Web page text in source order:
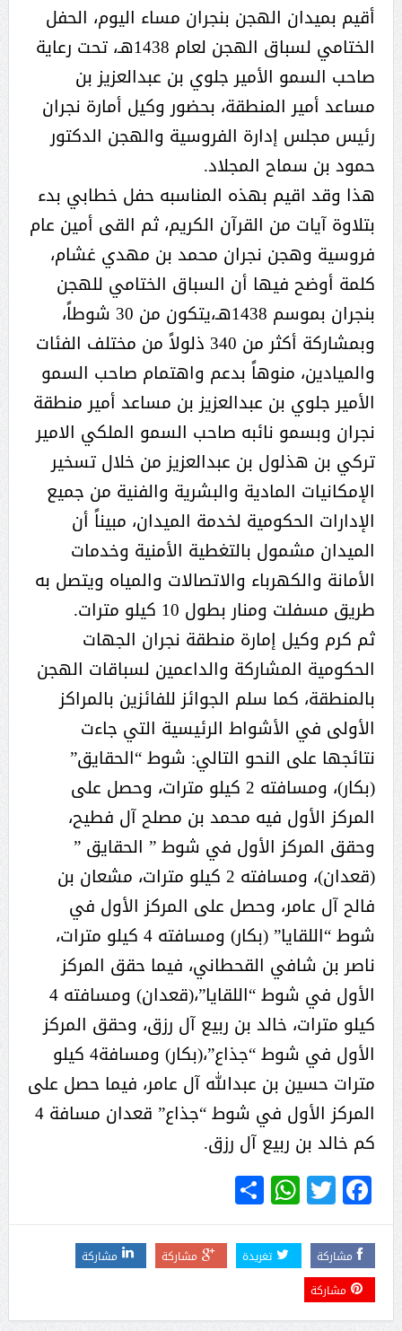
أقيم بميدان الهجن بنجران مساء اليوم، الحفل
الختامي لسباق الهجن لعام 1438هـ، تحت رعاية
صاحب السمو الأمير جلوي بن عبدالعزيز بن
مساعد أمير المنطقة، بحضور وكيل أمارة نجران
رئيس مجلس إدارة الفروسية والهجن الدكتور
حمود بن سماح المجلاد.
هذا وقد اقيم بهذه المناسبه حفل خطابي بدء
بتلاوة آيات من القرآن الكريم، ثم القى أمين عام
فروسية وهجن نجران محمد بن مهدي غشام،
كلمة أوضح فيها أن السباق الختامي للهجن
بنجران بموسم 1438هـ،يتكون من 30 شوطاً،
وبمشاركة أكثر من 340 ذلولاً من مختلف الفئات
والميادين، منوهاً بدعم واهتمام صاحب السمو
الأمير جلوي بن عبدالعزيز بن مساعد أمير منطقة
نجران وبسمو نائبه صاحب السمو الملكي الامير
تركي بن هذلول بن عبدالعزيز من خلال تسخير
الإمكانيات المادية والبشرية والفنية من جميع
الإدارات الحكومية لخدمة الميدان، مبيناً أن
الميدان مشمول بالتغطية الأمنية وخدمات
الأمانة والكهرباء والاتصالات والمياه ويتصل به
طريق مسفلت ومنار بطول 10 كيلو مترات.
ثم كرم وكيل إمارة منطقة نجران الجهات
الحكومية المشاركة والداعمين لسباقات الهجن
بالمنطقة، كما سلم الجوائز للفائزين بالمراكز
الأولى في الأشواط الرئيسية التي جاءت
نتائجها على النحو التالي: شوط “الحقايق”
(بكار)، ومسافته 2 كيلو مترات، وحصل على
المركز الأول فيه محمد بن مصلح آل فطيح،
وحقق المركز الأول في شوط ” الحقايق ”
(قعدان)، ومسافته 2 كيلو مترات، مشعان بن
فالح آل عامر، وحصل على المركز الأول في
شوط “اللقايا” (بكار) ومسافته 4 كيلو مترات،
ناصر بن شافي القحطاني، فيما حقق المركز
الأول في شوط “اللقايا”،(قعدان) ومسافته 4
كيلو مترات، خالد بن ربيع آل رزق، وحقق المركز
الأول في شوط “جذاع”،(بكار) ومسافة4 كيلو
مترات حسين بن عبدالله آل عامر، فيما حصل على
المركز الأول في شوط “جذاع” قعدان مسافة 4
كم خالد بن ربيع آل رزق.
Facebook
Twitter
WhatsApp
Share
مشاركة تغريدة مشاركة
مشاركة
مشاركة